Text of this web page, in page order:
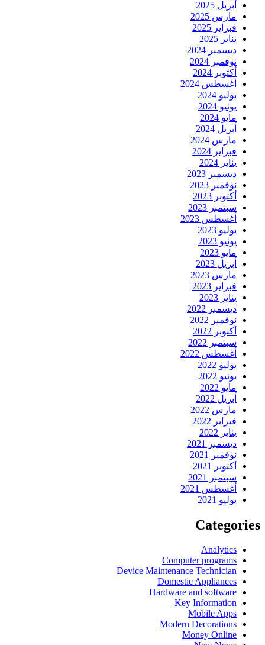
أبريل 2025
مارس 2025
فبراير 2025
يناير 2025
ديسمبر 2024
نوفمبر 2024
أكتوبر 2024
أغسطس 2024
يوليو 2024
يونيو 2024
مايو 2024
أبريل 2024
مارس 2024
فبراير 2024
يناير 2024
ديسمبر 2023
نوفمبر 2023
أكتوبر 2023
سبتمبر 2023
أغسطس 2023
يوليو 2023
يونيو 2023
مايو 2023
أبريل 2023
مارس 2023
فبراير 2023
يناير 2023
ديسمبر 2022
نوفمبر 2022
أكتوبر 2022
سبتمبر 2022
أغسطس 2022
يوليو 2022
يونيو 2022
مايو 2022
أبريل 2022
مارس 2022
فبراير 2022
يناير 2022
ديسمبر 2021
نوفمبر 2021
أكتوبر 2021
سبتمبر 2021
أغسطس 2021
يوليو 2021
Categories
Analytics
Computer programs
Device Maintenance Technician
Domestic Appliances
Hardware and software
Key Information
Mobile Apps
Modern Decorations
Money Online